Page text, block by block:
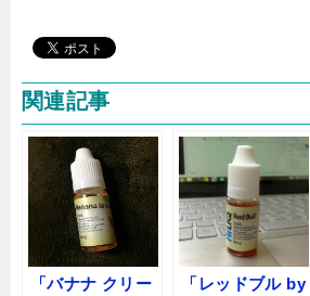
関連記事
「バナナ クリー
「レッドブル by